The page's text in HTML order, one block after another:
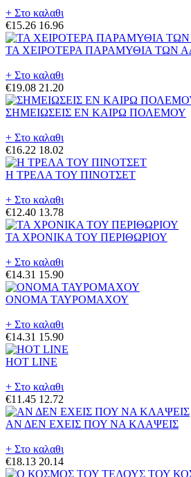
+ Στο καλαθι
€15.26 16.96
ΤΑ ΧΕΙΡΟΤΕΡΑ ΠΑΡΑΜΥΘΙΑ ΤΩΝ
+ Στο καλαθι
€19.08 21.20
ΣΗΜΕΙΩΣΕΙΣ ΕΝ ΚΑΙΡΩ ΠΟΛΕΜΟΥ
+ Στο καλαθι
€16.22 18.02
Η ΤΡΕΛΑ ΤΟΥ ΠΙΝΟΤΣΕΤ
+ Στο καλαθι
€12.40 13.78
ΤΑ ΧΡΟΝΙΚΑ ΤΟΥ ΠΕΡΙΘΩΡΙΟΥ
+ Στο καλαθι
€14.31 15.90
ΟΝΟΜΑ ΤΑΥΡΟΜΑΧΟΥ
+ Στο καλαθι
€14.31 15.90
HOT LINE
+ Στο καλαθι
€11.45 12.72
ΑΝ ΔΕΝ ΕΧΕΙΣ ΠΟΥ ΝΑ ΚΛΑΨΕΙΣ
+ Στο καλαθι
€18.13 20.14